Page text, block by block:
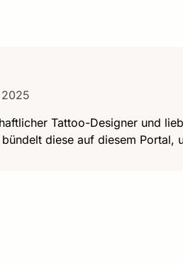
Tattoo-Designer und
diese auf diesem